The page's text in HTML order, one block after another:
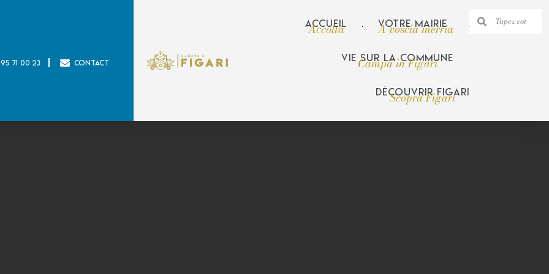
95 71 00 23 Contact
Accueil
Accoltà Votre mairie
A voscia merria
Vie sur la commune
Campà in Figari
Découvrir Figari
Scopra Figari